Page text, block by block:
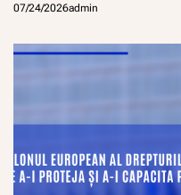
07/24/2026admin